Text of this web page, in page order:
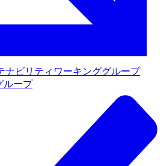
ナビリティワーキンググループ
ループ